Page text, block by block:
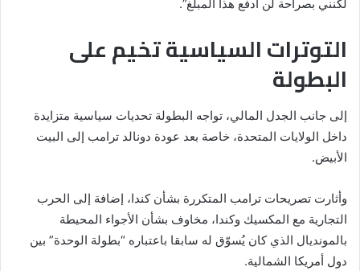
لكنني بصراحة لن أدفع هذا المبلغ”.
التوترات السياسية تخيم على
البطولة
إلى جانب الجدل المالي، تواجه البطولة تحديات سياسية متزايدة
داخل الولايات المتحدة، خاصة بعد عودة دونالد ترامب إلى البيت
الأبيض.
وأثارت تصريحات ترامب المتكررة بشأن كندا، إضافة إلى الحرب
التجارية مع المكسيك وكندا، مخاوف بشأن الأجواء المحيطة
بالمونديال الذي كان يُسوّق له سابقا باعتباره “بطولة الوحدة” بين
دول أمريكا الشمالية.